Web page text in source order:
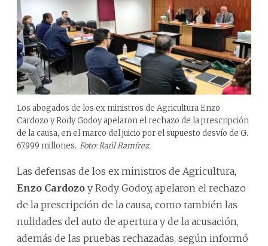
Los abogados de los ex ministros de Agricultura Enzo
Cardozo y Rody Godoy apelaron el rechazo de la prescripción
de la causa, en el marco del juicio por el supuesto desvío de G.
67.999 millones. Foto: Raúl Ramírez.
Las defensas de los ex ministros de Agricultura,
Enzo Cardozo y Rody Godoy, apelaron el rechazo
de la prescripción de la causa, como también las
nulidades del auto de apertura y de la acusación,
además de las pruebas rechazadas, según informó